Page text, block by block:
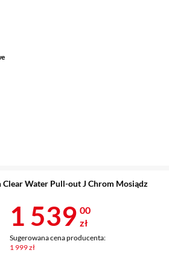
Water Pull-out J Chrom Mosiądz
Cena 1 539 zł
1 539 00
zł
Sugerowana cena producenta:
1 999 zł